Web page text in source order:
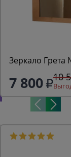
Зеркало Грета
7 800 10